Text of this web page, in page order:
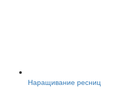
Наращивание ресниц